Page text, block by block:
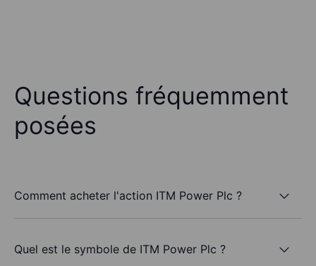
Questions fréquemment
posées
Comment acheter l'action ITM Power Plc ?
Quel est le symbole de ITM Power Plc ?